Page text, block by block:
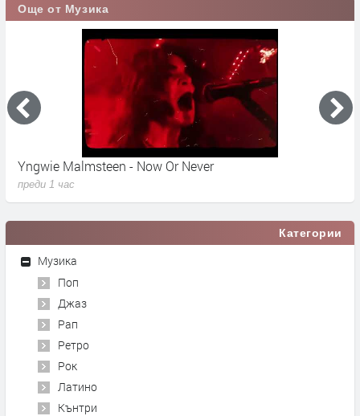
Още от Музика
Yngwie Malmsteen - Now Or Never
преди 1 час
Категории
Музика
Поп
Джаз
Рап
Ретро
Рок
Латино
Кънтри